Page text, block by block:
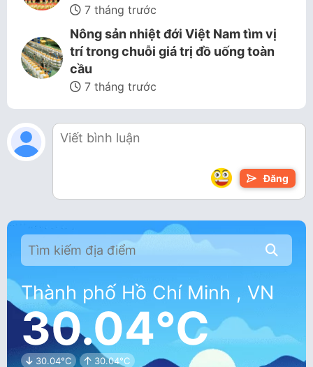
7 tháng trước
Nông sản nhiệt đới Việt Nam tìm vị
trí trong chuỗi giá trị đồ uống toàn
cầu
7 tháng trước
Đăng
Thành phố Hồ Chí Minh , VN
30.04°C
30.04°C 30.04°C